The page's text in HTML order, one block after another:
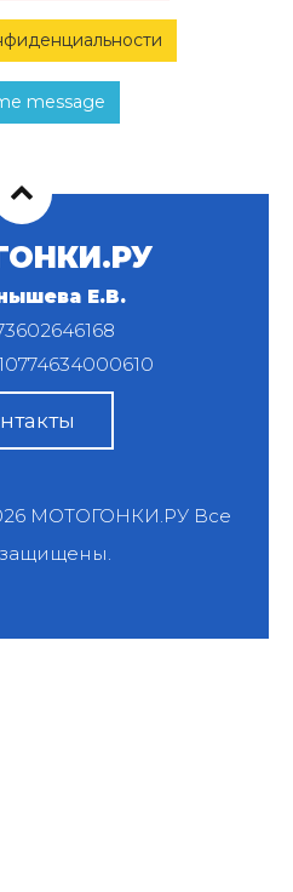
message
Е.В.
МОТОГОНКИ.РУВсе